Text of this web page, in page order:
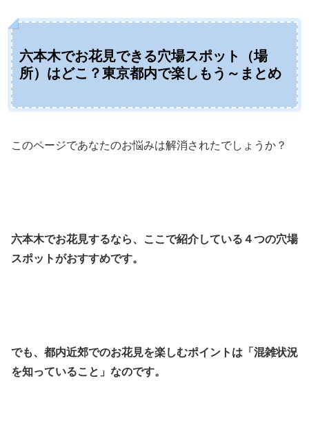
六本木でお花見できる穴場スポット（場
所）はどこ？東京都内で楽しもう～まとめ
このページであなたのお悩みは解消されたでしょうか？
六本木でお花見するなら、ここで紹介している４つの穴場
スポットがおすすめです。
でも、都内近郊でのお花見を楽しむポイントは「混雑状況
を知っていること」なのです。